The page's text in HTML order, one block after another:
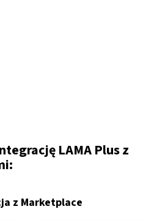
LAMA Plus z
z Marketplace